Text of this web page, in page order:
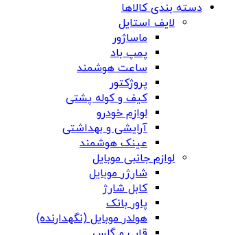
دسته بندی کالاها
لایف استایل
ماساژور
پمپ باد
ساعت هوشمند
پروژکتور
کیف و کوله پشتی
لوازم خودرو
آرایشی و بهداشتی
عینک هوشمند
لوازم جانبی موبایل
شارژر موبایل
کابل شارژ
پاور بانک
هولدر موبایل (نگهدارنده)